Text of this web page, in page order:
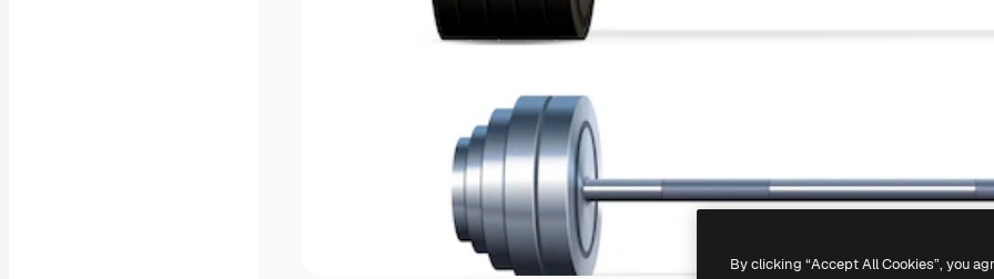
By clicking “Accept All Cookies”, you